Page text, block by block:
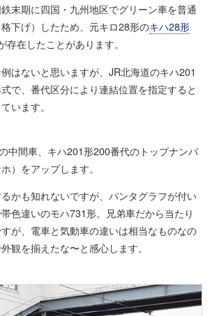
末期に四国・九州地区でグリーン車を普通
下げ）したため、元キロ28形のキハ28形
存在したことがあります。
はないと思いますが、JR北海道のキハ201
で、番代区分により連結位置を指定すると
います。
中間車、キハ201形200番代のトップナンバ
）をアップします。
かも知れないですが、パンタグラフが付い
色違いのモハ731形。兄弟車だから当たり
が、電車と気動車の違いは相当なものなの
観を揃えたな〜と感心します。